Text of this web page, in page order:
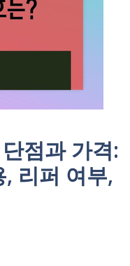
점과 가격:
리퍼 여부,